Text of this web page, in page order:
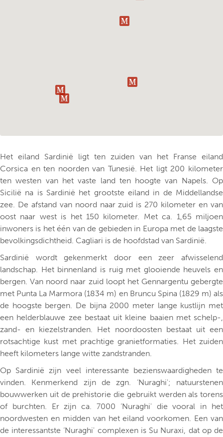
Het eiland Sardinië ligt ten zuiden van het Franse eiland
Corsica en ten noorden van Tunesië. Het ligt 200 kilometer
ten westen van het vaste land ten hoogte van Napels. Op
Sicilië na is Sardinië het grootste eiland in de Middellandse
zee. De afstand van noord naar zuid is 270 kilometer en van
oost naar west is het 150 kilometer. Met ca. 1,65 miljoen
inwoners is het één van de gebieden in Europa met de laagste
bevolkingsdichtheid. Cagliari is de hoofdstad van Sardinië.
Sardinië wordt gekenmerkt door een zeer afwisselend
landschap. Het binnenland is ruig met glooiende heuvels en
bergen. Van noord naar zuid loopt het Gennargentu gebergte
met Punta La Marmora (1834 m) en Bruncu Spina (1829 m) als
de hoogste bergen. De bijna 2000 meter lange kustlijn met
een helderblauwe zee bestaat uit kleine baaien met schelp-,
zand- en kiezelstranden. Het noordoosten bestaat uit een
rotsachtige kust met prachtige granietformaties. Het zuiden
heeft kilometers lange witte zandstranden.
Op Sardinië zijn veel interessante bezienswaardigheden te
vinden. Kenmerkend zijn de zgn. ‘Nuraghi'; natuurstenen
bouwwerken uit de prehistorie die gebruikt werden als torens
of burchten. Er zijn ca. 7000 ‘Nuraghi' die vooral in het
noordwesten en midden van het eiland voorkomen. Een van
de interessantste ‘Nuraghi' complexen is Su Nuraxi, dat op de